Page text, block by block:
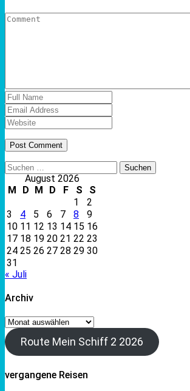
Suchen
nach:August 2026
M
D M D F S
S
1
2
3
4 5 6 7 8
9
10 11 12 13 14 15 16
17 18 19 20 21 22 23
24 25 26 27 28 29 30
31
« Juli
Archiv
Archiv
Route Mein Schiff 2 2026
vergangene Reisen